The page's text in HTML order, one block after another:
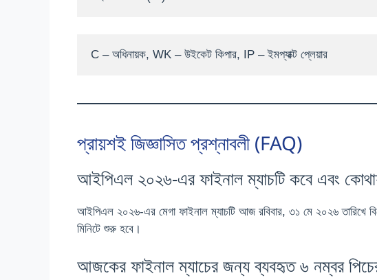
C – অধিনায়ক, WK – উইকেট কিপার, IP – ইমপ্যাক্ট প্লেয়ার
প্রায়শই জিজ্ঞাসিত প্রশ্নাবলী (FAQ)
আইপিএল ২০২৬-এর ফাইনাল ম্যাচটি কবে এবং
আইপিএল ২০২৬-এর মেগা ফাইনাল ম্যাচটি আজ রবিবার, ৩১ মে ২০২৬ তারিখে
মিনিটে শুরু হবে।
আজকের ফাইনাল ম্যাচের জন্য ব্যবহৃত ৬ নম্বর পিচের